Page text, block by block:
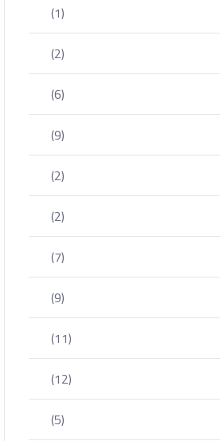
(1)
(2)
(6)
(9)
(2)
(2)
(7)
(9)
(11)
(12)
(5)